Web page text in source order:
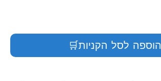
הוספה לסל הקניות🛒